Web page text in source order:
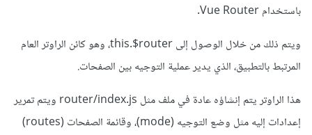
باستخدام Vue Router.
ويتم ذلك من خلال الوصول إلى this.$router، وهو كائن الراوتر العام
المرتبط بالتطبيق، الذي يدير عملية التوجيه بين الصفحات.
هذا الراوتر يتم إنشاؤه عادة في ملف مثل router/index.js ويتم تمرير
إعدادات إليه مثل وضع التوجيه (mode)، وقائمة الصفحات (routes)